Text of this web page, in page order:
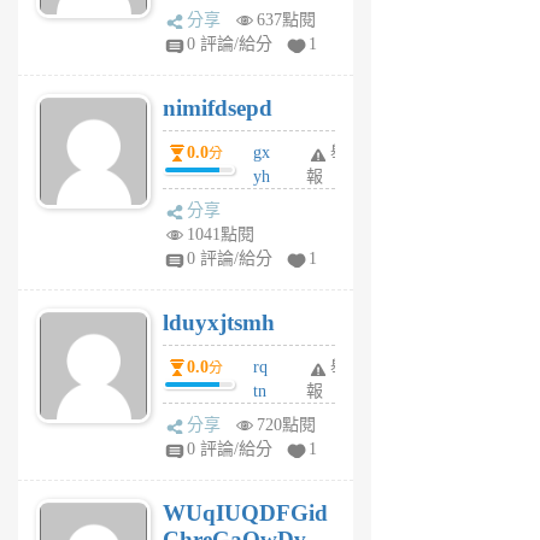
U
F
U
5
個
月
分享
637點閱
0 評論/給分
1
nimifdsepd
0.0分
gx
yh
jl
月
前
舉
報
分享
1041點閱
0 評論/給分
1
lduyxjtsmh
0.0分
rq
tn
jt
gl
個
月
舉
報
分享
720點閱
0 評論/給分
1
WUqIUQDFGid